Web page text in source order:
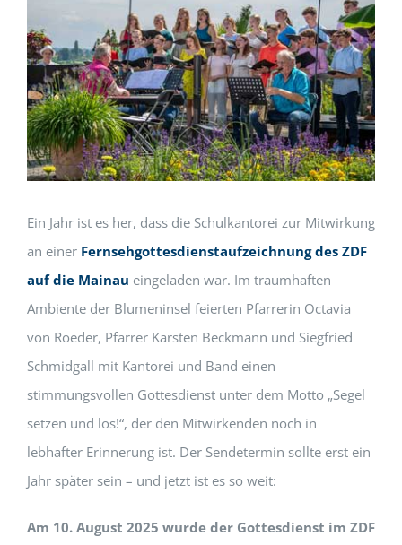
Ein Jahr ist es her, dass die Schulkantorei zur Mitwirkung
an einer Fernsehgottesdienstaufzeichnung des ZDF
auf die Mainau eingeladen war. Im traumhaften
Ambiente der Blumeninsel feierten Pfarrerin Octavia
von Roeder, Pfarrer Karsten Beckmann und Siegfried
Schmidgall mit Kantorei und Band einen
stimmungsvollen Gottesdienst unter dem Motto „Segel
setzen und los!“, der den Mitwirkenden noch in
lebhafter Erinnerung ist. Der Sendetermin sollte erst ein
Jahr später sein – und jetzt ist es so weit:
Am 10. August 2025 wurde der Gottesdienst im ZDF